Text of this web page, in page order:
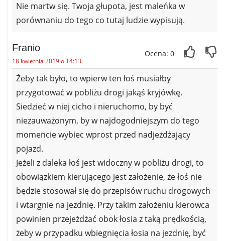
Nie martw się. Twoja głupota, jest maleńka w
porównaniu do tego co tutaj ludzie wypisują.
Franio
18 kwietnia 2019 o 14:13
Ocena: 0
Żeby tak było, to wpierw ten łoś musiałby
przygotować w pobliżu drogi jakąś kryjówkę.
Siedzieć w niej cicho i nieruchomo, by być
niezauważonym, by w najdogodniejszym do tego
momencie wybiec wprost przed nadjeżdżający
pojazd.
Jeżeli z daleka łoś jest widoczny w pobliżu drogi, to
obowiązkiem kierującego jest założenie, że łoś nie
będzie stosował się do przepisów ruchu drogowych
i wtargnie na jezdnię. Przy takim założeniu kierowca
powinien przejeżdżać obok łosia z taką prędkością,
żeby w przypadku wbiegnięcia łosia na jezdnię, być